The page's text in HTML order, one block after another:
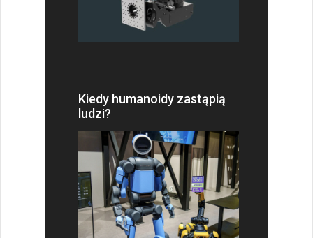
Kiedy humanoidy zastąpią
ludzi?